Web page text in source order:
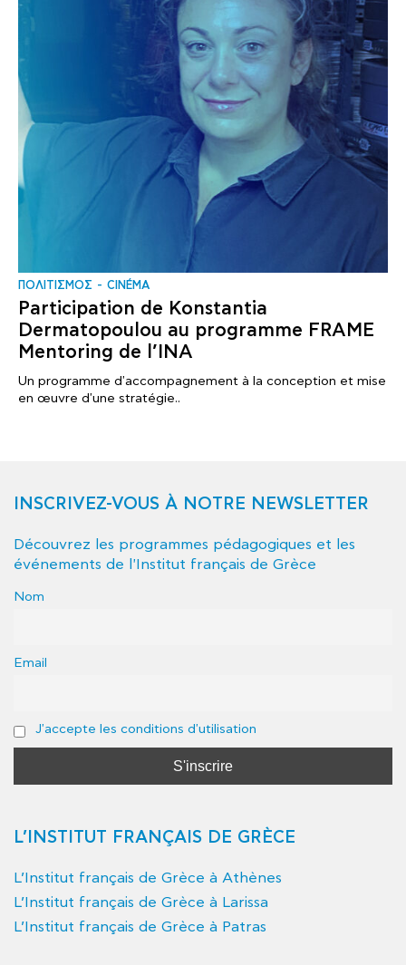
ΠΟΛΙΤΙΣΜΟΣ CINÉMA
Participation de Konstantia
Dermatopoulou au programme FRAME
Mentoring de l’INA
Un programme d'accompagnement à la conception et mise
en œuvre d'une stratégie..
INSCRIVEZ-VOUS À NOTRE NEWSLETTER
Découvrez les programmes pédagogiques et les
événements de l'Institut français de Grèce
Nom
Email
J'accepte les conditions d'utilisation
L’INSTITUT FRANÇAIS DE GRÈCE
L’Institut français de Grèce à Athènes
L’Institut français de Grèce à Larissa
L’Institut français de Grèce à Patras